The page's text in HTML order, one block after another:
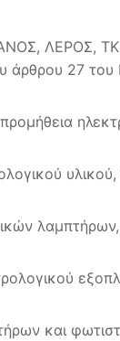
ΛΕΡΟΣ,
άρθρου 27 του
και